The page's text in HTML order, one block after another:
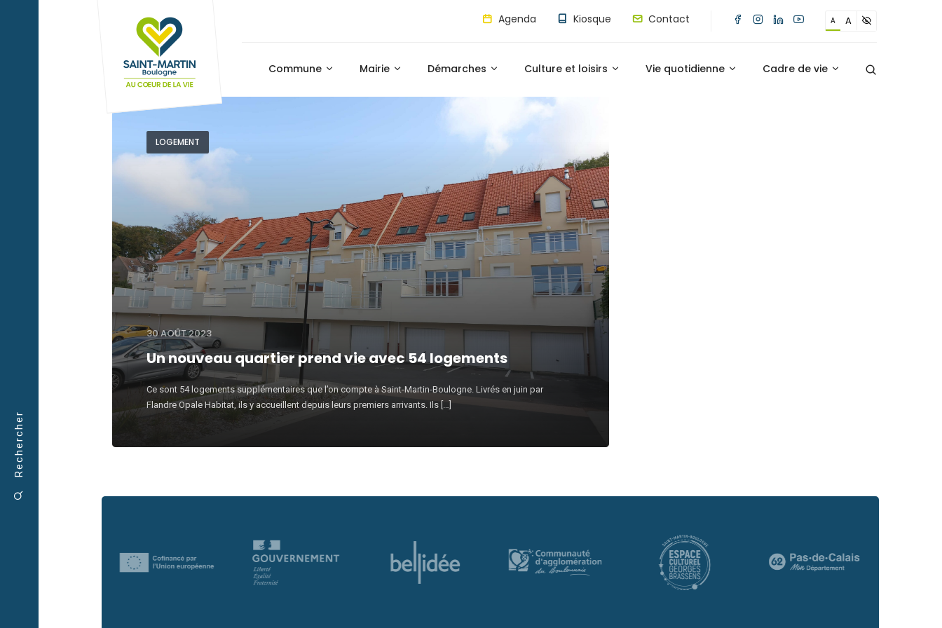
Agenda Kiosque Contact A A
Commune Mairie Démarches Culture et loisirs Vie quotidienne Cadre de vie
Rechercher
LOGEMENT
30 AOÛT 2023
Un nouveau quartier prend vie avec 54 logements
Ce sont 54 logements supplémentaires que l’on compte à Saint-Martin-Boulogne. Livrés en juin par
Flandre Opale Habitat, ils y accueillent depuis leurs premiers arrivants. Ils […]